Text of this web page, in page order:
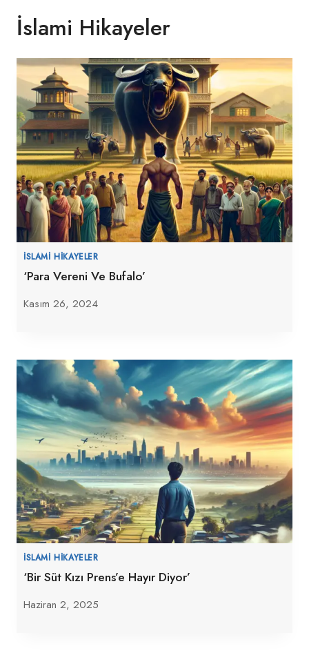
İslami Hikayeler
İSLAMI HIKAYELER
‘Para Vereni Ve Bufalo’
Kasım 26, 2024
İSLAMI HIKAYELER
‘Bir Süt Kızı Prens’e Hayır Diyor’
Haziran 2, 2025